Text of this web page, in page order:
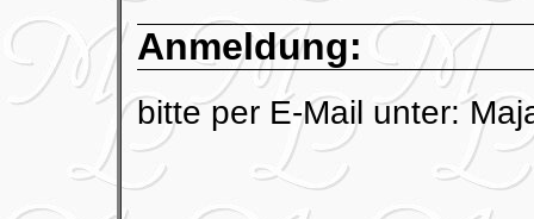
Anmeldung:
bitte per E-Mail unter: